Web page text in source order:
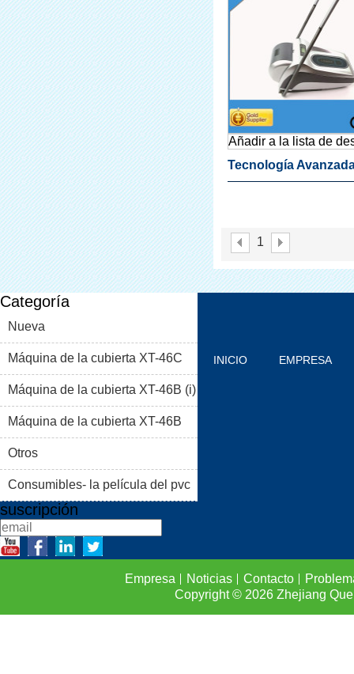
Añadir a la lista de
Tecnología
1
Categoría
Nueva
Máquina de la cubierta XT-46C
Máquina de la cubierta XT-46B (i)
Máquina de la cubierta XT-46B
(II)
Otros
Consumibles- la película del pvc
suscripción
INICIO EMPRESA
Empresa Noticias Contacto
Copyright © 2026Zhejiang